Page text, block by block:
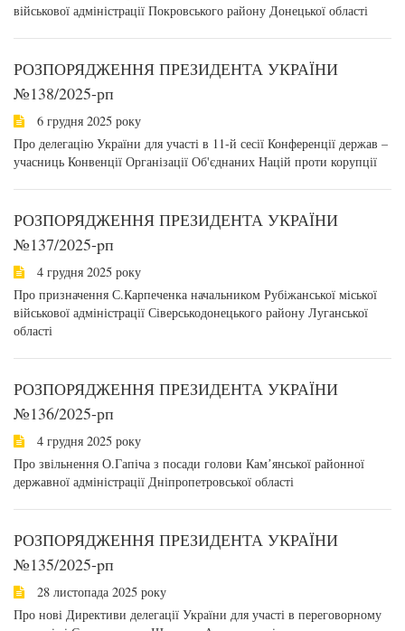
військової адміністрації Покровського району Донецької області
РОЗПОРЯДЖЕННЯ ПРЕЗИДЕНТА УКРАЇНИ
№138/2025-рп
6 грудня 2025 року
Про делегацію України для участі в 11-й сесії Конференції держав –
учасниць Конвенції Організації Об'єднаних Націй проти корупції
РОЗПОРЯДЖЕННЯ ПРЕЗИДЕНТА УКРАЇНИ
№137/2025-pп
4 грудня 2025 року
Про призначення С.Карпеченка начальником Рубіжанської міської
військової адміністрації Сіверськодонецького району Луганської
області
РОЗПОРЯДЖЕННЯ ПРЕЗИДЕНТА УКРАЇНИ
№136/2025-рп
4 грудня 2025 року
Про звільнення О.Гапіча з посади голови Камʼянської районної
державної адміністрації Дніпропетровської області
РОЗПОРЯДЖЕННЯ ПРЕЗИДЕНТА УКРАЇНИ
№135/2025-pп
28 листопада 2025 року
Про нові Директиви делегації України для участі в переговорному